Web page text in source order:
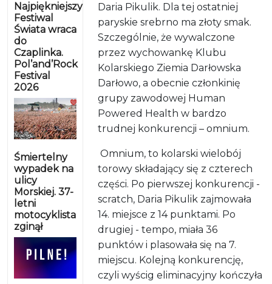
Najpiękniejszy
Festiwal
Świata wraca
do
Czaplinka.
Pol’and’Rock
Festival
2026
Śmiertelny
wypadek na
ulicy
Morskiej. 37-
letni
motocyklista
zginął
Daria Pikulik. Dla tej ostatniej
paryskie srebrno ma złoty smak.
Szczególnie, że wywalczone
przez wychowankę Klubu
Kolarskiego Ziemia Darłowska
Darłowo, a obecnie członkinię
grupy zawodowej Human
Powered Health w bardzo
trudnej konkurencji – omnium.
Omnium, to kolarski wielobój
torowy składający się z czterech
części. Po pierwszej konkurencji -
scratch, Daria Pikulik zajmowała
14. miejsce z 14 punktami. Po
drugiej - tempo, miała 36
punktów i plasowała się na 7.
miejscu. Kolejną konkurencję,
czyli wyścig eliminacyjny kończyła